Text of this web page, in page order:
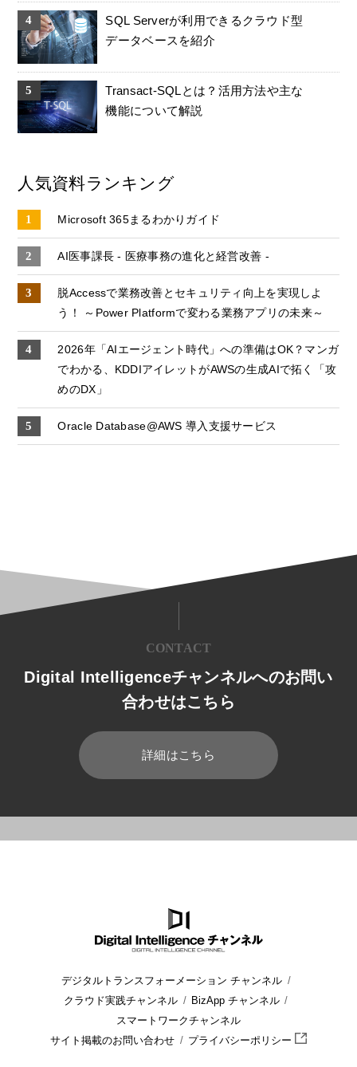
SQL Serverが利用できるクラウド型
データベースを紹介
Transact-SQLとは？活用方法や主な
機能について解説
人気資料ランキング
Microsoft 365まるわかりガイド
AI医事課長 - 医療事務の進化と経営改善 -
脱Accessで業務改善とセキュリティ向上を実現しよ
う！ ～Power Platformで変わる業務アプリの未来～
2026年「AIエージェント時代」への準備はOK？マンガ
でわかる、KDDIアイレットがAWSの生成AIで拓く「攻
めのDX」
Oracle Database@AWS 導入支援サービス
CONTACT
Digital Intelligenceチャンネルへのお問い
合わせはこちら
詳細はこちら
デジタルトランスフォーメーション チャンネル
クラウド実践チャンネル
BizApp チャンネル
スマートワークチャンネル
サイト掲載のお問い合わせ
プライバシーポリシー